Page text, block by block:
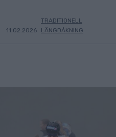
11.02.2026
TRADITIONELL
LÄNGDÅKNING